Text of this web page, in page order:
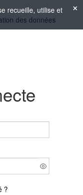
recueille, utilise et
des données
?